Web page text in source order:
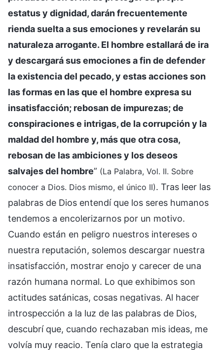
estatus y dignidad, darán frecuentemente
rienda suelta a sus emociones y revelarán su
naturaleza arrogante. El hombre estallará de ira
y descargará sus emociones a fin de defender
la existencia del pecado, y estas acciones son
las formas en las que el hombre expresa su
insatisfacción; rebosan de impurezas; de
conspiraciones e intrigas, de la corrupción y la
maldad del hombre y, más que otra cosa,
rebosan de las ambiciones y los deseos
salvajes del hombre” (La Palabra, Vol. II. Sobre
conocer a Dios. Dios mismo, el único II). Tras leer las
palabras de Dios entendí que los seres humanos
tendemos a encolerizarnos por un motivo.
Cuando están en peligro nuestros intereses o
nuestra reputación, solemos descargar nuestra
insatisfacción, mostrar enojo y carecer de una
razón humana normal. Lo que exhibimos son
actitudes satánicas, cosas negativas. Al hacer
introspección a la luz de las palabras de Dios,
descubrí que, cuando rechazaban mis ideas, me
volvía muy reacio. Tenía claro que la estrategia